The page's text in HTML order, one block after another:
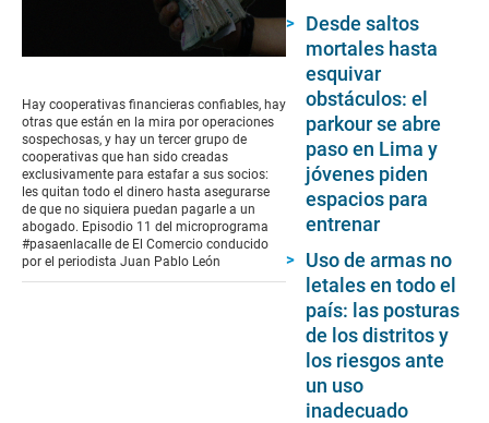
of
16
minutes,
7
seconds
Hay cooperativas financieras confiables, hay
otras que están en la mira por operaciones
sospechosas, y hay un tercer grupo de
cooperativas que han sido creadas
exclusivamente para estafar a sus socios:
les quitan todo el dinero hasta asegurarse
de que no siquiera puedan pagarle a un
abogado. Episodio 11 del microprograma
#pasaenlacalle de El Comercio conducido
por el periodista Juan Pablo León
Desde saltos
mortales hasta
esquivar
obstáculos: el
parkour se abre
paso en Lima y
jóvenes piden
espacios para
entrenar
Uso de armas no
letales en todo el
país: las posturas
de los distritos y
los riesgos ante
un uso
inadecuado